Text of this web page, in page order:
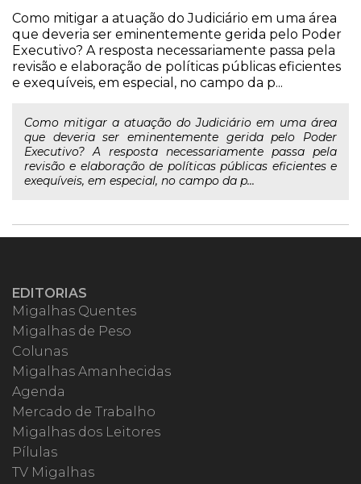
Como mitigar a atuação do Judiciário em uma área
que deveria ser eminentemente gerida pelo Poder
Executivo? A resposta necessariamente passa pela
revisão e elaboração de políticas públicas eficientes
e exequíveis, em especial, no campo da p...
Como mitigar a atuação do Judiciário em uma área
que deveria ser eminentemente gerida pelo Poder
Executivo? A resposta necessariamente passa pela
revisão e elaboração de políticas públicas eficientes e
exequíveis, em especial, no campo da p...
EDITORIAS
Migalhas Quentes
Migalhas de Peso
Colunas
Migalhas Amanhecidas
Agenda
Mercado de Trabalho
Migalhas dos Leitores
Pílulas
TV Migalhas